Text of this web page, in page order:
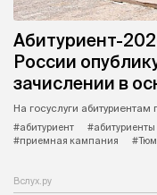
Абитуриент-
России
зачислении в
На госуслуги абитуриентам
#абитуриент
#абитуриенты
#приемная кампания
Вслух.ру